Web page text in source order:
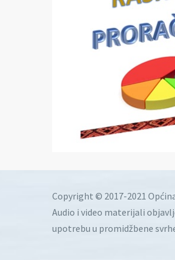
Copyright © 2017-2021
Audio i video materijali
upotrebu u promidžbene